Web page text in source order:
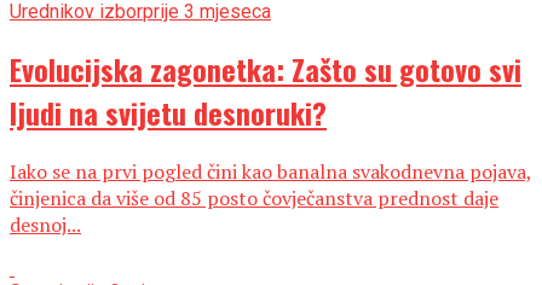
Urednikov izborprije 3 mjeseca
Evolucijska zagonetka: Zašto su gotovo svi
ljudi na svijetu desnoruki?
Iako se na prvi pogled čini kao banalna svakodnevna pojava,
činjenica da više od 85 posto čovječanstva prednost daje
desnoj...